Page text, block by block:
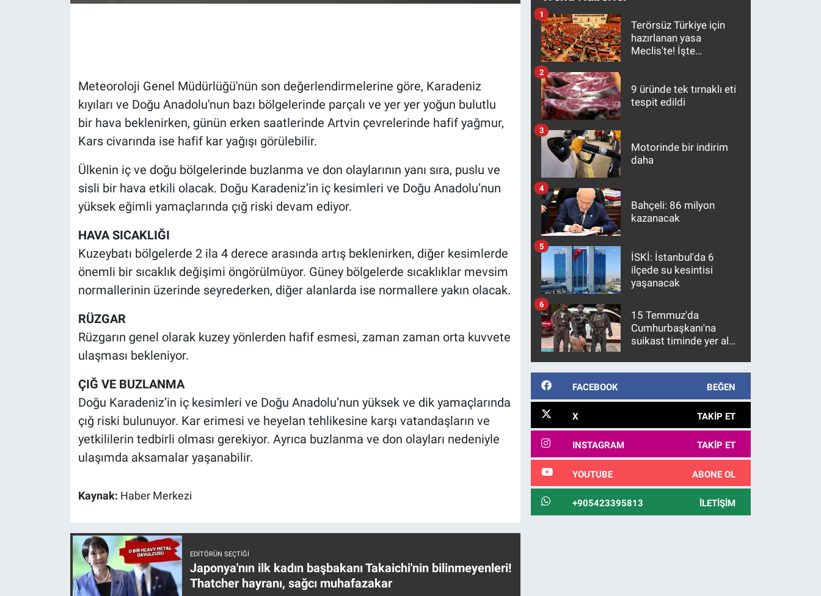
Meteoroloji Genel Müdürlüğü'nün son değerlendirmelerine göre, Karadeniz
kıyıları ve Doğu Anadolu'nun bazı bölgelerinde parçalı ve yer yer yoğun bulutlu
bir hava beklenirken, günün erken saatlerinde Artvin çevrelerinde hafif yağmur,
Kars civarında ise hafif kar yağışı görülebilir.
Ülkenin iç ve doğu bölgelerinde buzlanma ve don olaylarının yanı sıra, puslu ve
sisli bir hava etkili olacak. Doğu Karadeniz’in iç kesimleri ve Doğu Anadolu’nun
yüksek eğimli yamaçlarında çığ riski devam ediyor.
HAVA SICAKLIĞI
Kuzeybatı bölgelerde 2 ila 4 derece arasında artış beklenirken, diğer kesimlerde
önemli bir sıcaklık değişimi öngörülmüyor. Güney bölgelerde sıcaklıklar mevsim
normallerinin üzerinde seyrederken, diğer alanlarda ise normallere yakın olacak.
RÜZGAR
Rüzgarın genel olarak kuzey yönlerden hafif esmesi, zaman zaman orta kuvvete
ulaşması bekleniyor.
ÇIĞ VE BUZLANMA
Doğu Karadeniz’in iç kesimleri ve Doğu Anadolu’nun yüksek ve dik yamaçlarında
çığ riski bulunuyor. Kar erimesi ve heyelan tehlikesine karşı vatandaşların ve
yetkililerin tedbirli olması gerekiyor. Ayrıca buzlanma ve don olayları nedeniyle
ulaşımda aksamalar yaşanabilir.
Kaynak: Haber Merkezi
EDITÖRÜN SEÇTIĞI
Japonya'nın ilk kadın başbakanı Takaichi'nin bilinmeyenleri!
Thatcher hayranı, sağcı muhafazakar
Terörsüz Türkiye için
hazırlanan yasa
Meclis'te! İşte
1
9 üründe tek tırnaklı eti
tespit edildi
2
Motorinde bir indirim
daha
3
Bahçeli: 86 milyon
kazanacak
4
İSKİ: İstanbul'da 6
ilçede su kesintisi
yaşanacak
5
15 Temmuz'da
Cumhurbaşkanı'na
suikast timinde yer alan
10 yıl sonra yakalandı
6
FACEBOOK BEĞEN
X TAKIP ET
INSTAGRAM TAKIP ET
YOUTUBE ABONE OL
+905423395813 İLETIŞIM
Koronavirüs
Kültür Sanat
Ne demişti
Programlar
Teknoloji
Türkiye'nin Geleceği
Türkiye'nin Gündemi
Yerel Yaşam
Canlı Yayın